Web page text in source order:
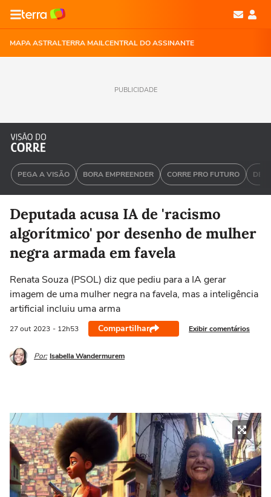
MAPA ASTRALTERRA MAILCENTRAL DO ASSINANTE
PUBLICIDADE
PEGA A VISÃO BORA EMPREENDER CORRE PRO FUTURO DEU
Deputada acusa IA de 'racismo
algorítmico' por desenho de mulher
negra armada em favela
Renata Souza (PSOL) diz que pediu para a IA gerar
imagem de uma mulher negra na favela, mas a inteligência
artificial incluiu uma arma
27 out 2023 - 12h53 Compartilhar Exibir comentários
Por: Isabella Wandermurem